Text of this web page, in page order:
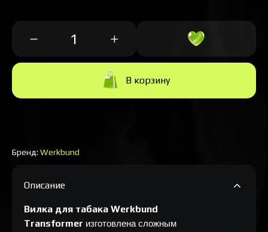
Бренд: Werkbund
В корзину
Описание
Вилка для табака Werkbund
Transformer изготовлена сложным